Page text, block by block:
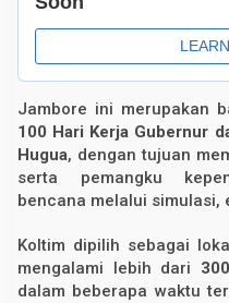
M
s
y
r
a
a
S
g
a
Jambore ini merupakan
100 Hari Kerja Gubernur
Hugua, dengan tujuan
serta pemangku
bencana melalui simulasi,
Koltim dipilih sebagai
mengalami lebih dari
dalam beberapa waktu